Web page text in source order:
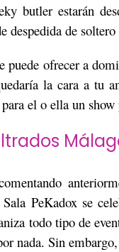
butler estarán
despedida de
puede ofrecer a
la cara a tu
el o ella un
PeKadox se
todo tipo de
nada. Sin